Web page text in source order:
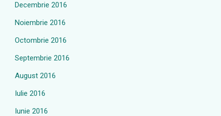
Decembrie 2016
Noiembrie 2016
Octombrie 2016
Septembrie 2016
August 2016
Iulie 2016
Iunie 2016